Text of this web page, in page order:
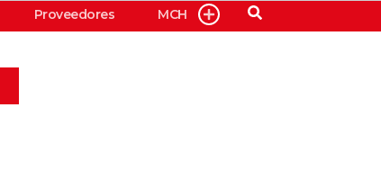
Proveedores MCH